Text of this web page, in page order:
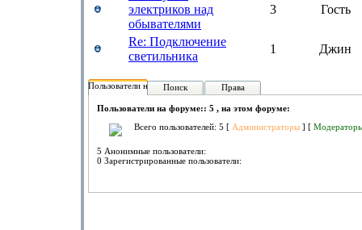
электриков над
обывателями
3 Гость
Re: Подключение
светильника
1 Джин
Пользователи на форуме:
Поиск Права
Пользователи на форуме:: 5 , на этом форуме:
Всего пользователей: 5 [ Администраторы ] [
5 Анонимные пользователи:
0 Зарегистрированные пользователи: